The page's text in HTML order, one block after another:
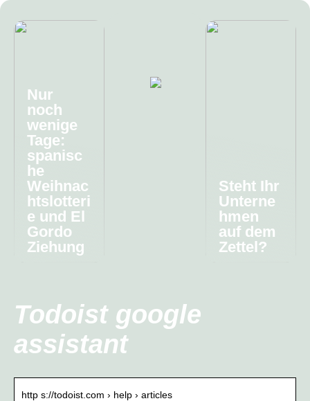
Nur
noch
wenige
Tage:
spanisc
he
Weihnac
htslotteri
e und El
Gordo
Ziehung
Steht Ihr
Unterne
hmen
auf dem
Zettel?
Todoist google
assistant
http s://todoist.com › help › articles